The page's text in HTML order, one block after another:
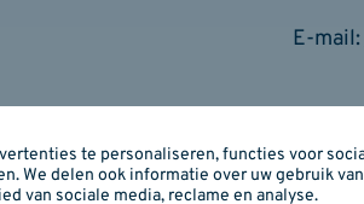
E-mail:
te personaliseren, functies voor
We delen ook informatie over uw gebruik van
van sociale media, reclame en analyse.